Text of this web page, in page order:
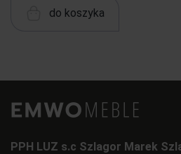
do koszyka
PPH LUZ s.c Szlagor Marek